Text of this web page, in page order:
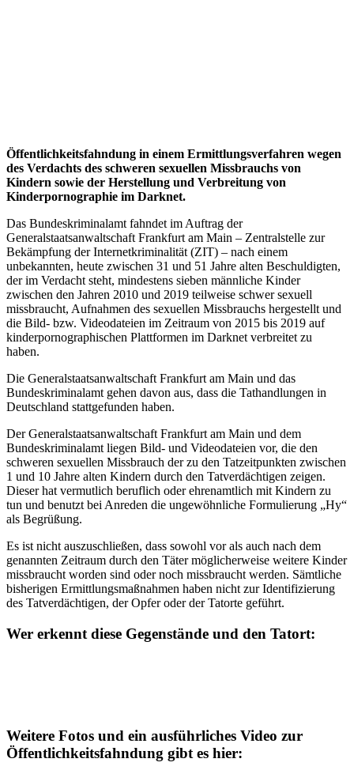
Öffentlichkeitsfahndung in einem Ermittlungsverfahren wegen
des Verdachts des schweren sexuellen Missbrauchs von
Kindern sowie der Herstellung und Verbreitung von
Kinderpornographie im Darknet.
Das Bundeskriminalamt fahndet im Auftrag der
Generalstaatsanwaltschaft Frankfurt am Main – Zentralstelle zur
Bekämpfung der Internetkriminalität (ZIT) – nach einem
unbekannten, heute zwischen 31 und 51 Jahre alten Beschuldigten,
der im Verdacht steht, mindestens sieben männliche Kinder
zwischen den Jahren 2010 und 2019 teilweise schwer sexuell
missbraucht, Aufnahmen des sexuellen Missbrauchs hergestellt und
die Bild- bzw. Videodateien im Zeitraum von 2015 bis 2019 auf
kinderpornographischen Plattformen im Darknet verbreitet zu
haben.
Die Generalstaatsanwaltschaft Frankfurt am Main und das
Bundeskriminalamt gehen davon aus, dass die Tathandlungen in
Deutschland stattgefunden haben.
Der Generalstaatsanwaltschaft Frankfurt am Main und dem
Bundeskriminalamt liegen Bild- und Videodateien vor, die den
schweren sexuellen Missbrauch der zu den Tatzeitpunkten zwischen
1 und 10 Jahre alten Kindern durch den Tatverdächtigen zeigen.
Dieser hat vermutlich beruflich oder ehrenamtlich mit Kindern zu
tun und benutzt bei Anreden die ungewöhnliche Formulierung „Hy“
als Begrüßung.
Es ist nicht auszuschließen, dass sowohl vor als auch nach dem
genannten Zeitraum durch den Täter möglicherweise weitere Kinder
missbraucht worden sind oder noch missbraucht werden. Sämtliche
bisherigen Ermittlungsmaßnahmen haben nicht zur Identifizierung
des Tatverdächtigen, der Opfer oder der Tatorte geführt.
Wer erkennt diese Gegenstände und den Tatort:
Weitere Fotos und ein ausführliches Video zur
Öffentlichkeitsfahndung gibt es hier: